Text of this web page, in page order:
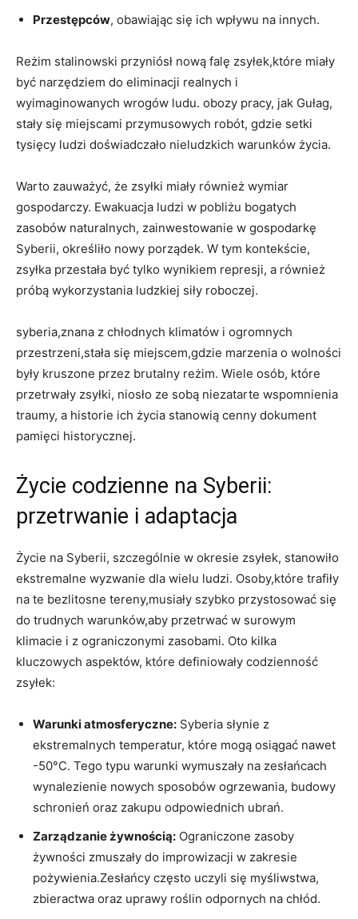
Przestępców, ⁣obawiając się ich‌ wpływu na innych.
Reżim stalinowski przyniósł⁢ nową falę zsyłek,które miały ​
być narzędziem do ⁤eliminacji realnych‍ i
‍wyimaginowanych wrogów ludu. obozy pracy, jak Gułag,
stały się miejscami przymusowych robót, gdzie setki⁤
tysięcy ludzi doświadczało nieludzkich warunków życia.
Warto zauważyć, że zsyłki miały ‌również wymiar
gospodarczy. Ewakuacja ludzi w pobliżu bogatych
zasobów naturalnych, zainwestowanie w⁣ gospodarkę
Syberii, określiło nowy porządek. ‌W tym kontekście,
zsyłka przestała być tylko wynikiem represji, a⁢ również
próbą wykorzystania ludzkiej siły roboczej.
syberia,znana z chłodnych klimatów⁤ i ogromnych
przestrzeni,stała ⁤się​ miejscem,gdzie marzenia⁣ o wolności
były ⁣kruszone przez brutalny‌ reżim. Wiele⁣ osób, które
przetrwały⁢ zsyłki, niosło ze sobą niezatarte wspomnienia
traumy, ⁢a historie ich życia ⁣stanowią‍ cenny dokument
pamięci historycznej.
Życie codzienne na Syberii:
przetrwanie‌ i adaptacja
Życie⁣ na Syberii, szczególnie w okresie​ zsyłek, stanowiło
ekstremalne wyzwanie dla wielu ludzi.​ Osoby,które trafiły
na te bezlitosne tereny,musiały szybko przystosować się
do ⁢trudnych ‍warunków,aby przetrwać w surowym
⁢klimacie‍ i z ograniczonymi zasobami. Oto kilka
kluczowych‌ aspektów, które ​definiowały codzienność
⁣zsyłek:
Warunki ‍atmosferyczne: Syberia słynie z
ekstremalnych temperatur, które​ mogą⁢ osiągać nawet
-50°C. Tego typu ‌warunki wymuszały na zesłańcach
wynalezienie nowych ⁣sposobów⁤ ogrzewania, budowy‌
schronień oraz zakupu odpowiednich ubrań.
Zarządzanie żywnością: Ograniczone zasoby‍
żywności zmuszały do⁣ improwizacji ⁢w zakresie
pożywienia.Zesłańcy często uczyli się myśliwstwa,
zbieractwa oraz uprawy roślin ‍odpornych na chłód.